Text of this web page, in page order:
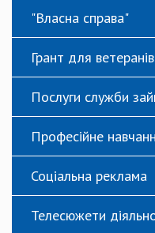
"Власна справа"
Грант для ветеранів
Послуги служби
Професійне
Соціальна реклама
Телесюжети